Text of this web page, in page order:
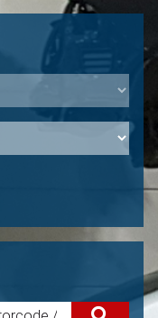
Nicht gefunden?